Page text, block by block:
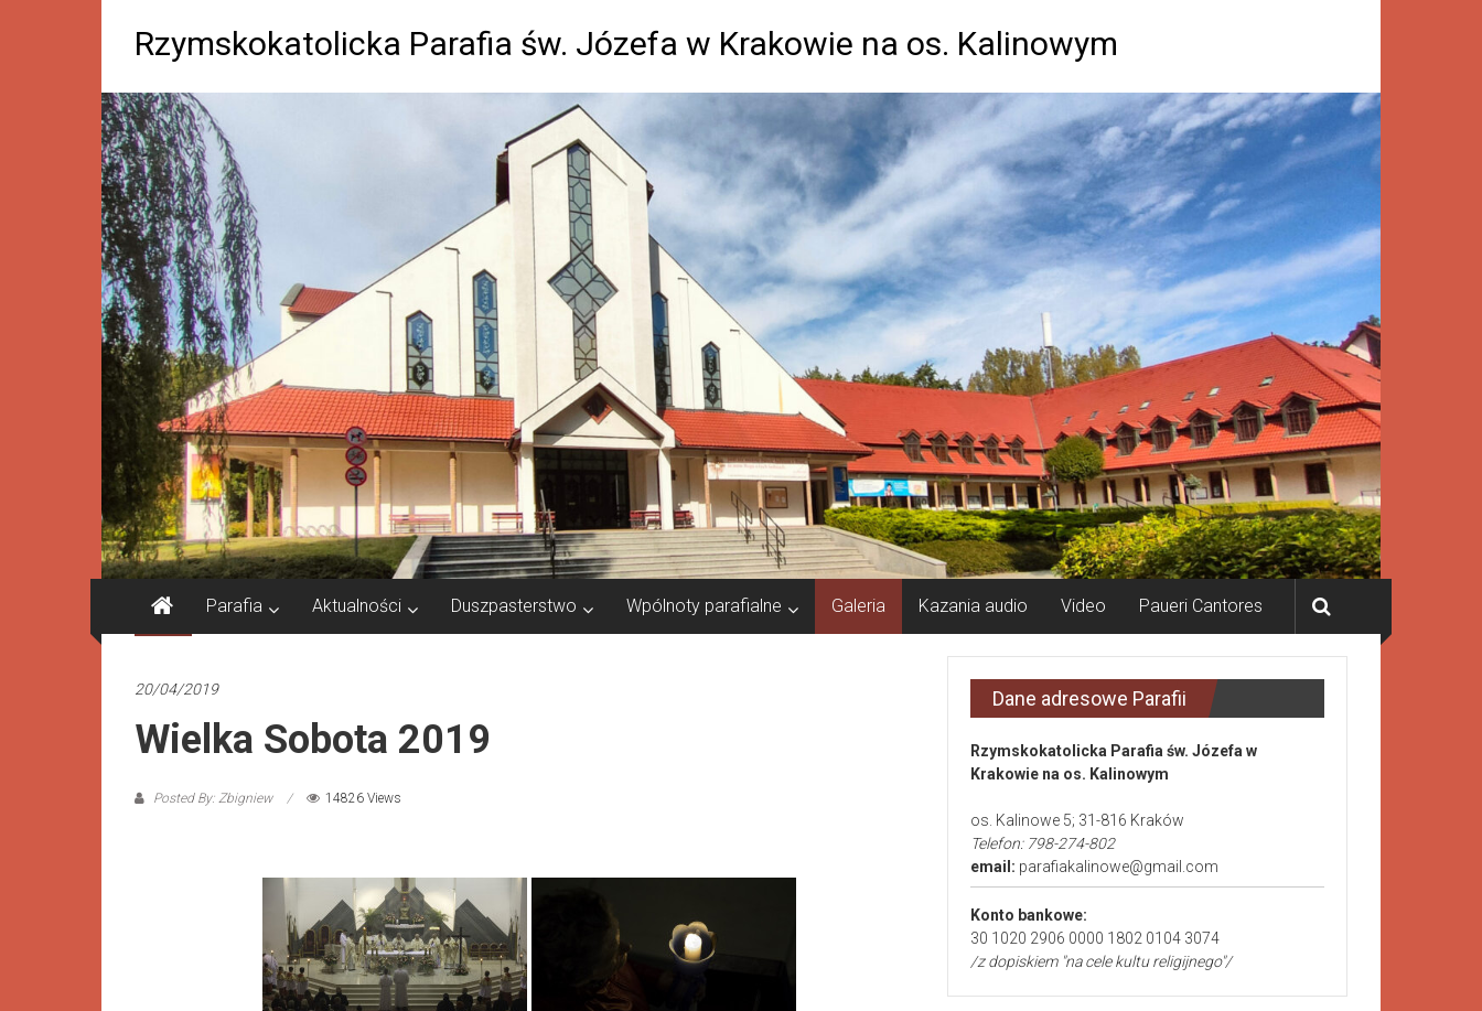
Rzymskokatolicka Parafia św. Józefa w Krakowie na os. Kalinowym
Parafia Aktualności Duszpasterstwo Wpólnoty parafialne Galeria Kazania audio Video Paueri Cantores
20/04/2019
Wielka Sobota 2019
Posted By: Zbigniew 14826 Views
Dane adresowe Parafii
Rzymskokatolicka Parafia św. Józefa w
Krakowie na os. Kalinowym
os. Kalinowe 5; 31-816 Kraków
Telefon: 798-274-802
email: parafiakalinowe@gmail.com
Konto bankowe:
30 1020 2906 0000 1802 0104 3074
/z dopiskiem "na cele kultu religijnego"/